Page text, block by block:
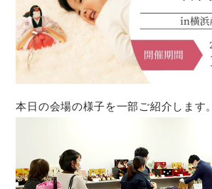
本日の会場の様子を一部ご紹介します。